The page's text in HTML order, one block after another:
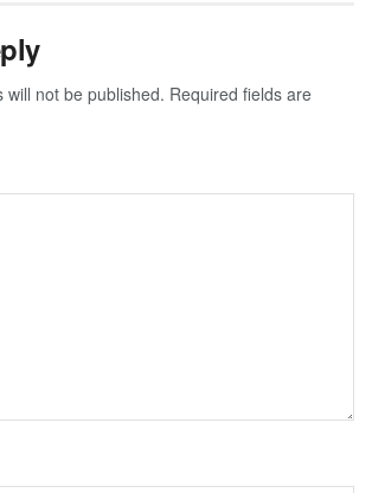
will not be published. Required fields are